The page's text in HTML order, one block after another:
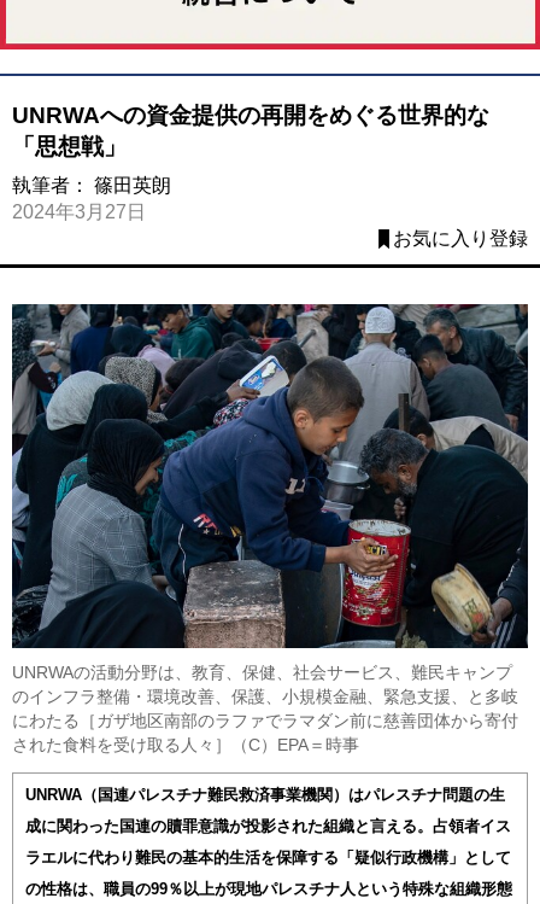
UNRWAへの資金提供の再開をめぐる世界的な
「思想戦」
執筆者： 篠田英朗
2024年3月27日
お気に入り登録
UNRWAの活動分野は、教育、保健、社会サービス、難民キャンプ
のインフラ整備・環境改善、保護、小規模金融、緊急支援、と多岐
にわたる［ガザ地区南部のラファでラマダン前に慈善団体から寄付
された食料を受け取る人々］（C）EPA＝時事
UNRWA（国連パレスチナ難民救済事業機関）はパレスチナ問題の生
成に関わった国連の贖罪意識が投影された組織と言える。占領者イス
ラエルに代わり難民の基本的生活を保障する「疑似行政機構」として
の性格は、職員の99％以上が現地パレスチナ人という特殊な組織形態